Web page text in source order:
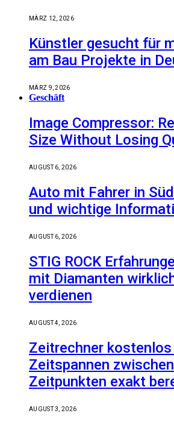
MÄRZ 12, 2026
Künstler gesucht für
am Bau Projekte in
MÄRZ 9, 2026
Geschäft
Image Compressor:
Size Without Losing
AUGUST 6, 2026
Auto mit Fahrer in
und wichtige
AUGUST 6, 2026
STIG ROCK
mit Diamanten
verdienen
AUGUST 4, 2026
Zeitrechner
Zeitspannen
Zeitpunkten exakt
AUGUST 3, 2026